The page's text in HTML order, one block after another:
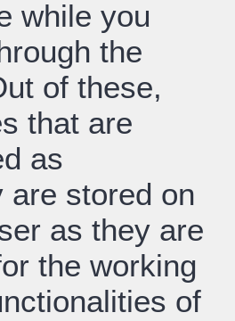
while you
the
of these,
that are
as
are stored on
as they are
the working
of